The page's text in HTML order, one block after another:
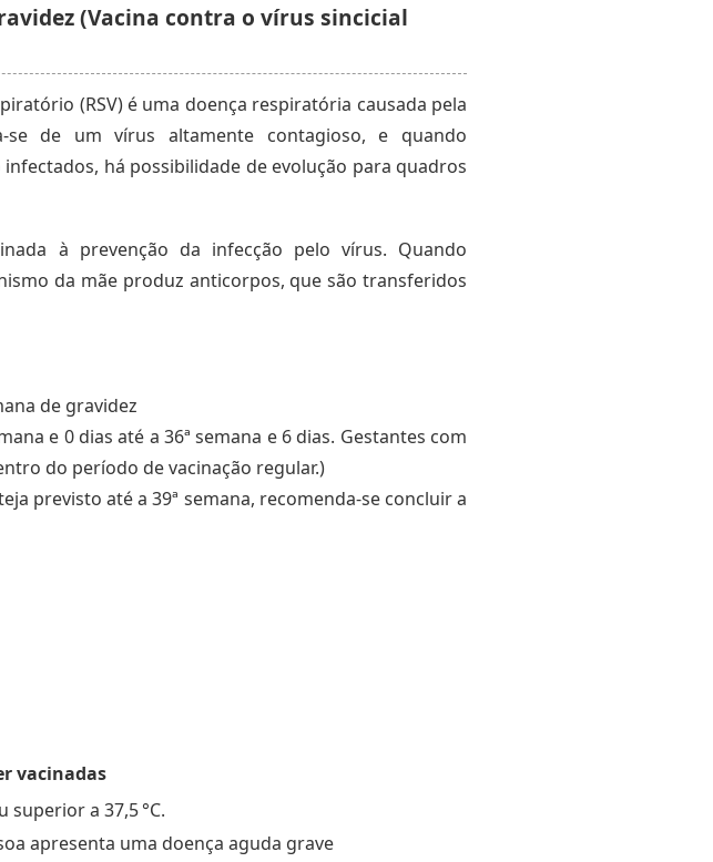
(Vacina contra o vírus sincicial
(RSV) é uma doença respiratória causada pela
de um vírus altamente contagioso, e quando
há possibilidade de evolução para quadros
à prevenção da infecção pelo vírus. Quando
da mãe produz anticorpos, que são transferidos
de gravidez
e 0 dias até a 36ª semana e 6 dias. Gestantes com
do período de vacinação regular.)
previsto até a 39ª semana, recomenda‑se concluir a
vacinadas
a 37,5 °C.
apresenta uma doença aguda grave